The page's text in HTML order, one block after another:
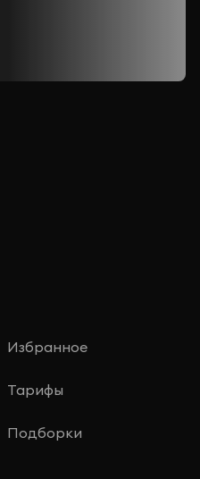
Избранное
Тарифы
Подборки